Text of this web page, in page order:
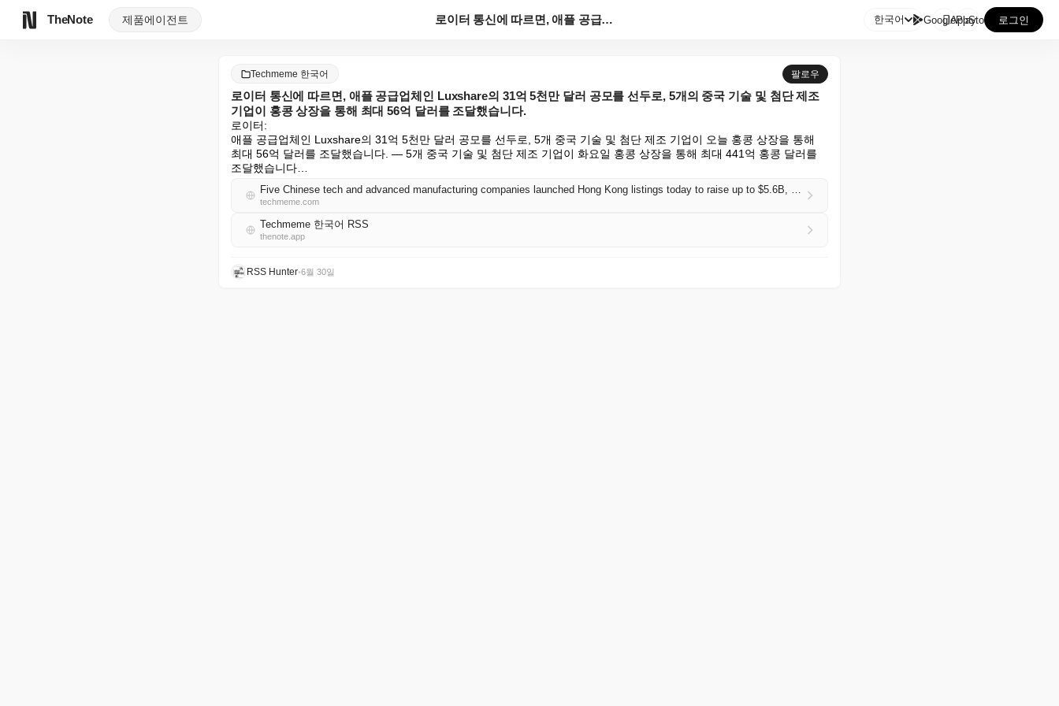
TheNote 제품에이전트 로이터 통신에 따르면, 애플 공급업체인 Luxshare... 한국어 GooglePlay
AppStore 로그인
Techmeme 한국어 팔로우
로이터 통신에 따르면, 애플 공급업체인 Luxshare의 31억 5천만 달러 공모를 선두로, 5개의 중국 기술 및 첨단 제조
기업이 홍콩 상장을 통해 최대 56억 달러를 조달했습니다.
로이터:
애플 공급업체인 Luxshare의 31억 5천만 달러 공모를 선두로, 5개 중국 기술 및 첨단 제조 기업이 오늘 홍콩 상장을 통해
최대 56억 달러를 조달했습니다. — 5개 중국 기술 및 첨단 제조 기업이 화요일 홍콩 상장을 통해 최대 441억 홍콩 달러를
조달했습니다…
Five Chinese tech and advanced manufacturing companies launched Hong Kong listings today to raise up to $5.6B, led by Apple supplier Luxshare's $3.15B offering (Reuters)
techmeme.com
Techmeme 한국어 RSS
thenote.app
RSS Hunter•6월 30일